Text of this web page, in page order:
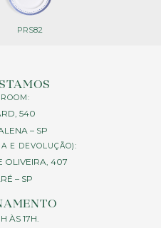
PRS82
540
– SP
E DEVOLUÇÃO):
OLIVEIRA, 407
– SP
ÀS 17H.